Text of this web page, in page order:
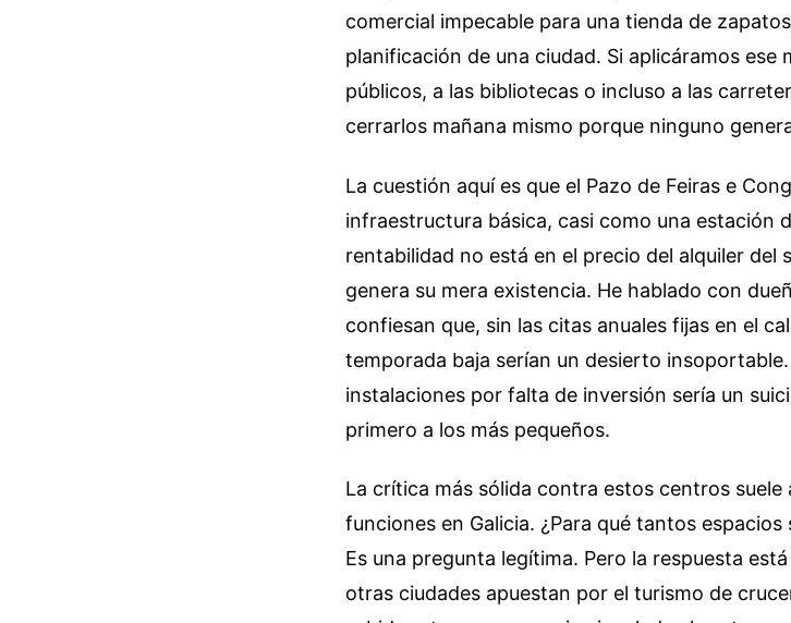
comercial impecable para una tienda de
planificación de una ciudad. Si aplicáramos ese
públicos, a las bibliotecas o incluso a las
cerrarlos mañana mismo porque ninguno
La cuestión aquí es que el Pazo de Feiras e
infraestructura básica, casi como una estación
rentabilidad no está en el precio del alquiler del
genera su mera existencia. He hablado con
confiesan que, sin las citas anuales fijas en el
temporada baja serían un desierto
instalaciones por falta de inversión sería un
primero a los más pequeños.
La crítica más sólida contra estos centros suele
funciones en Galicia. ¿Para qué tantos
Es una pregunta legítima. Pero la respuesta
otras ciudades apuestan por el turismo de